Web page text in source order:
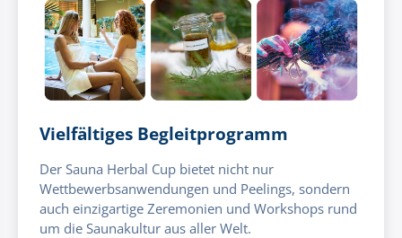
Vielfältiges Begleitprogramm
Der Sauna Herbal Cup bietet nicht nur
Wettbewerbsanwendungen und Peelings, sondern
auch einzigartige Zeremonien und Workshops rund
um die Saunakultur aus aller Welt.